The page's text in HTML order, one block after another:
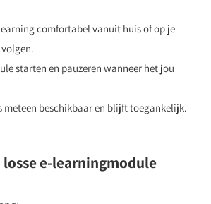
comfortabel vanuit huis of op je
starten en pauzeren wanneer het jou
meteen beschikbaar en blijft toegankelijk.
losse e-learningmodule